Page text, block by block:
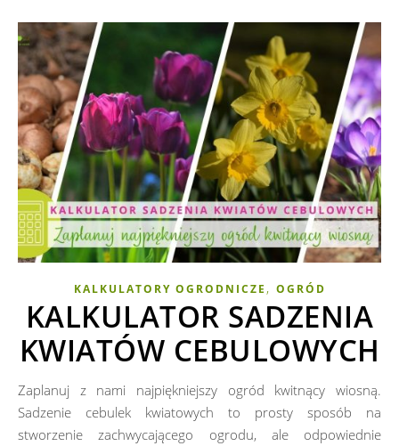
KALKULATORY OGRODNICZE , OGRÓD
KALKULATOR SADZENIA
KWIATÓW CEBULOWYCH
Zaplanuj z nami najpiękniejszy ogród kwitnący wiosną.
Sadzenie cebulek kwiatowych to prosty sposób na
stworzenie zachwycającego ogrodu, ale odpowiednie